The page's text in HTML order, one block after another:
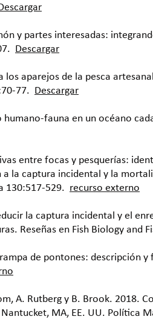
y partes interesadas:
Descargar
aparejos de la pesca
77. Descargar
fauna en un océano
entre focas y pesquerías:
la captura incidental y la
130:517-529. recurso externo
la captura incidental y el
Reseñas en Fish Biology and
de pontones: descripción
A. Rutberg y B. Brook. 2018.
MA, EE. UU. Política